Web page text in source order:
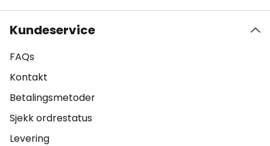
Kundeservice
FAQs
Kontakt
Betalingsmetoder
Sjekk ordrestatus
Levering